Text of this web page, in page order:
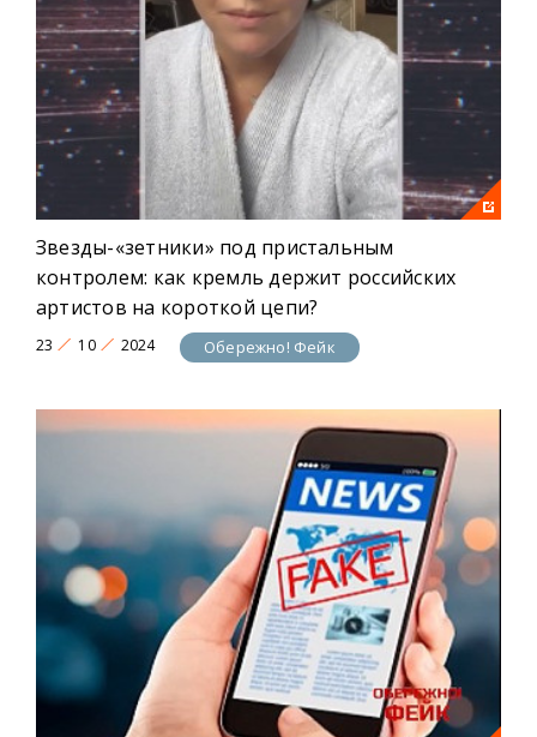
Звезды-«зетники» под пристальным
контролем: как кремль держит российских
артистов на короткой цепи?
23 10 2024 Обережно! Фейк